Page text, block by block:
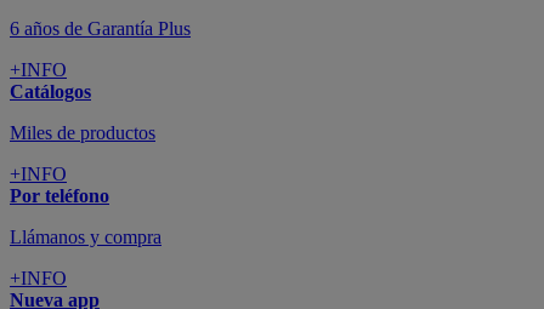
6 años de Garantía Plus
+INFO
Catálogos
Miles de productos
+INFO
Por teléfono
Llámanos y compra
+INFO
Nueva app